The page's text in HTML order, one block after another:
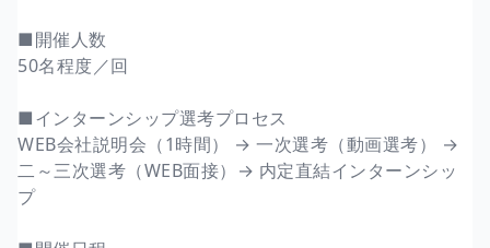
■開催人数
50名程度／回
■インターンシップ選考プロセス
WEB会社説明会（1時間） → 一次選考（動画選考） →
二～三次選考（WEB面接）→ 内定直結インターンシッ
プ